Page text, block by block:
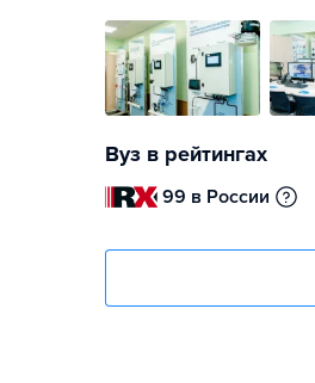
Вуз в рейтингах
99 в России